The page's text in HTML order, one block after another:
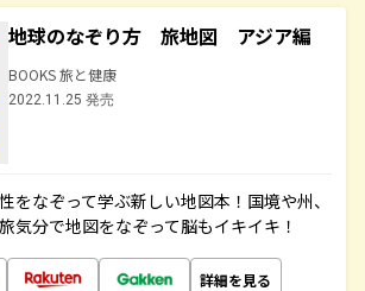
地球のなぞり方 旅地図 アジア編
BOOKS 旅と健康
2022.11.25 発売
をなぞって学ぶ新しい地図本！国境や州、
気分で地図をなぞって脳もイキイキ！
詳細を見る